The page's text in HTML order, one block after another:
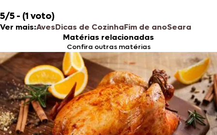
5/5 - (1 voto)
Ver mais:AvesDicas de CozinhaFim de anoSeara
Matérias relacionadas
Confira outras matérias